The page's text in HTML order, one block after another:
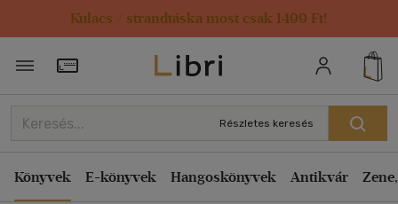
Kulacs / strandtáska most csak 1499 Ft!
Törzsvásárlói Kártya adatai
Részletes keresés
Könyvek E-könyvek Hangoskönyvek Antikvár